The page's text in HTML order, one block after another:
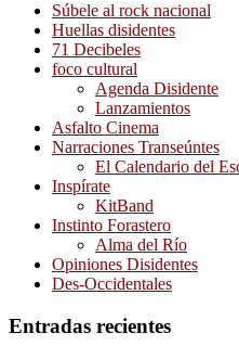
Súbele al rock nacional
Huellas disidentes
71 Decibeles
foco cultural
Agenda Disidente
Lanzamientos
Asfalto Cinema
Narraciones Transeúntes
El Calendario del
Inspírate
KitBand
Instinto Forastero
Alma del Río
Opiniones Disidentes
Des-Occidentales
Entradas recientes